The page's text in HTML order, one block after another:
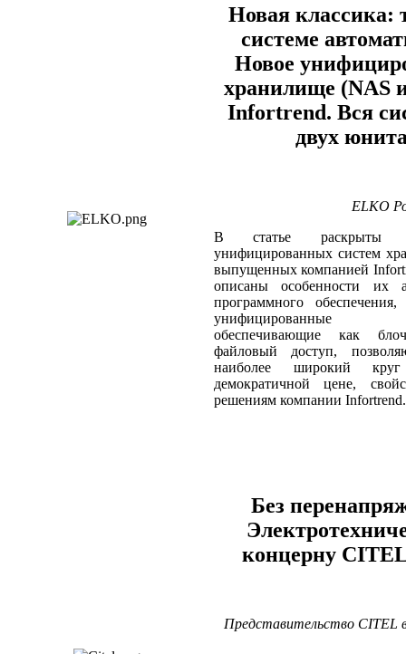
Новая классика:
системе
Новое
хранилище (NAS
Infortrend. Вся
двух
ELKO
В статье раскрыты
унифицированных систем
выпущенных компанией
описаны особенности их
программного
унифицированные
обеспечивающие как
файловый доступ,
наиболее широкий
демократичной цене,
решениям компании
Без
концерну
Представительство CITEL